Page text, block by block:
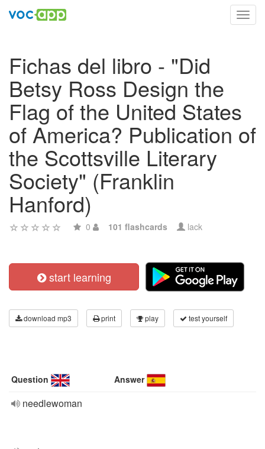
Fichas del libro - "Did
Betsy Ross Design the
Flag of the United States
of America? Publication of
the Scottsville Literary
Society" (Franklin
Hanford)
0 101 flashcards lack
start learning
download mp3 print play test yourself
Question Answer
needlewoman